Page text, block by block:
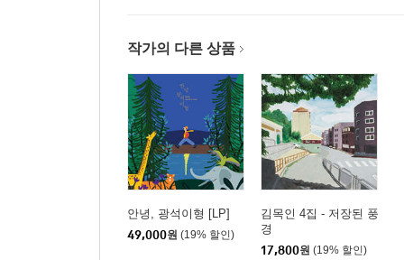
작가의 다른 상품
안녕, 광석이형 [LP]
49,000원 (19% 할인)
김목인 4집 - 저장된 풍
경
17,800원 (19% 할인)